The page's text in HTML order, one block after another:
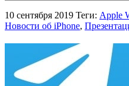
10 сентября 2019 Теги: Apple
Новости об iPhone,